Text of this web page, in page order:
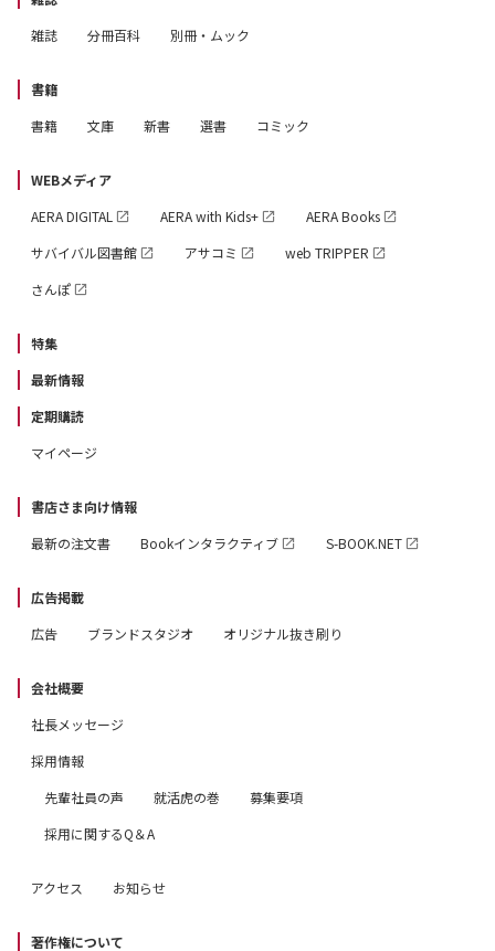
雑誌
分冊百科 別冊・ムック
書籍
書籍
文庫 新書 選書 コミック
WEBメディア
AERA DIGITAL
AERA with Kids+
AERA Books
サバイバル図書館
アサコミ
web TRIPPER
さんぽ
特集
最新情報
定期購読
マイページ
書店さま向け情報
最新の注文書
Bookインタラクティブ S-BOOK.NET
広告掲載
広告
ブランドスタジオ オリジナル抜き刷り
会社概要
社長メッセージ
採用情報
先輩社員の声
就活虎の巻
募集要項
採用に関するQ＆A
アクセス お知らせ
著作権について